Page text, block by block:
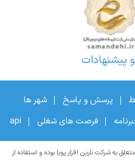
پیشنهادات
پرسش و پاسخ
شهر ها
فرصت های شغلی api
© تمامی حقوق مادی و معنوی سایت سفر۷۲۴ متعلق به شرکت نارین افزار پویا بوده و استفاده از